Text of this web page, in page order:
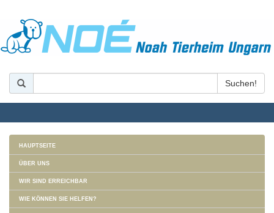
HAUPTSEITE
ÜBER UNS
WIR SIND ERREICHBAR
WIE KÖNNEN SIE HELFEN?